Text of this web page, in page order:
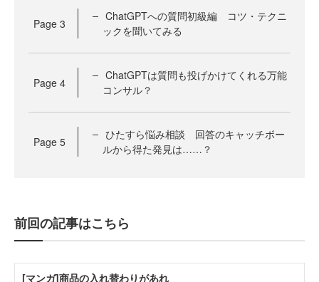
Page 3
ChatGPTへの質問初級編 コツ・テクニ
ックを聞いてみる
Page 4
ChatGPTは質問も投げかけてくれる万能
コンサル？
Page 5
ひたすら悩み相談 回答のキャッチボー
ルから得た発見は……？
前回の記事はこちら